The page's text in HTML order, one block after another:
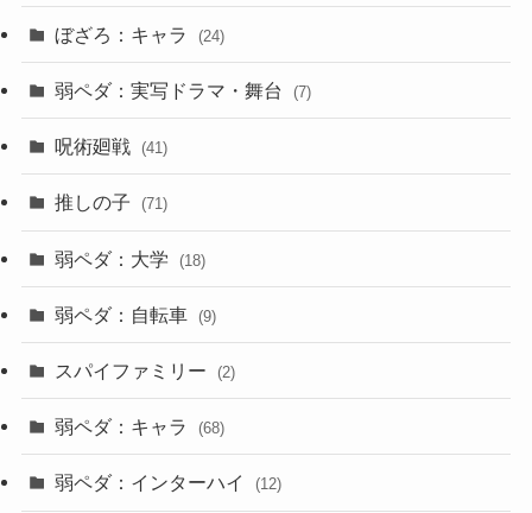
ぼざろ：キャラ (24)
弱ペダ：実写ドラマ・舞台 (7)
呪術廻戦 (41)
推しの子 (71)
弱ペダ：大学 (18)
弱ペダ：自転車 (9)
スパイファミリー (2)
弱ペダ：キャラ (68)
弱ペダ：インターハイ (12)